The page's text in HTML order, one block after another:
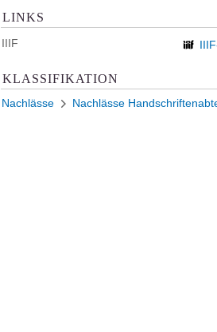
LINKS
IIIF
KLASSIFIKATION
Nachlässe Nachlässe